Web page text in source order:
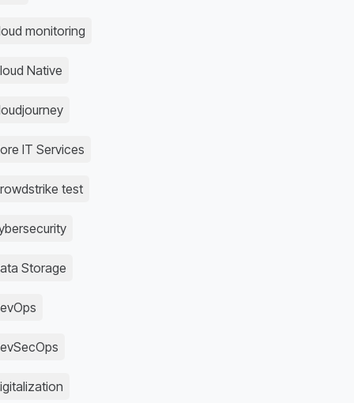
monitoring
Native
IT Services
test
Storage